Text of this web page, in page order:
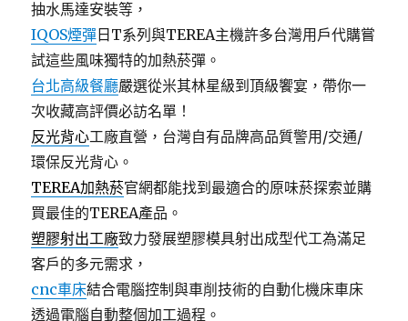
抽水馬達安裝等，
IQOS煙彈 日T系列與TEREA主機許多台灣用戶代購嘗
試這些風味獨特的加熱菸彈。
台北高級餐廳嚴選從米其林星級到頂級饗宴，帶你一
次收藏高評價必訪名單！
反光背心工廠直營，台灣自有品牌高品質警用/交通/
環保反光背心。
TEREA加熱菸官網都能找到最適合的原味菸探索並購
買最佳的TEREA產品。
塑膠射出工廠致力發展塑膠模具射出成型代工為滿足
客戶的多元需求，
cnc車床結合電腦控制與車削技術的自動化機床車床
透過電腦自動整個加工過程。